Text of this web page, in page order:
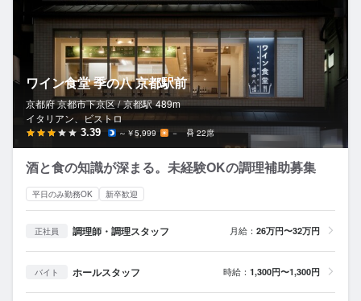
ワイン食堂 季の八 京都駅前
京都府 京都市下京区 / 京都駅 489m
イタリアン、ビストロ
3.39 ～￥5,999 － 22席
酒と食の知識が深まる。未経験OKの調理補助募集
平日のみ勤務OK 新卒歓迎
正社員 調理師・調理スタッフ 月給： 26万円〜32万円
バイト ホールスタッフ 時給： 1,300円〜1,300円